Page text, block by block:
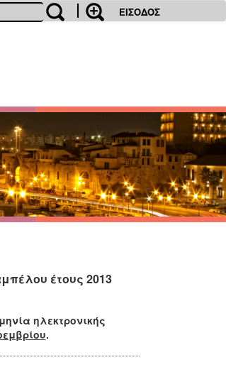
ΕΙΣΟΔΟΣ
έτους 2013
ηλεκτρονικής
.